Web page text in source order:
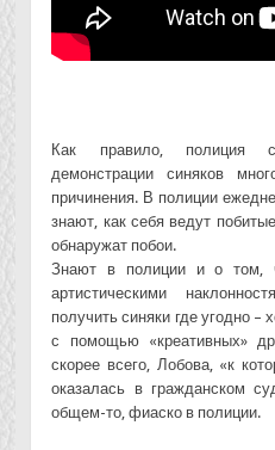
Как правило, полиция
демонстрации синяков
причинения. В полиции
знают, как себя ведут
обнаружат побои.
Знают в полиции и о том,
артистическими
получить синяки где угодно –
с помощью «креативных»
скорее всего, Лобова, «к
оказалась в гражданском
общем-то, фиаско в полиции.